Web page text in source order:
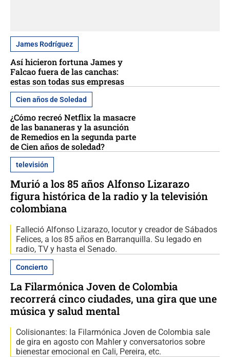
James Rodríguez
Así hicieron fortuna James y
Falcao fuera de las canchas:
estas son todas sus empresas
Cien años de Soledad
¿Cómo recreó Netflix la masacre
de las bananeras y la asunción
de Remedios en la segunda parte
de Cien años de soledad?
televisión
Murió a los 85 años Alfonso Lizarazo
figura histórica de la radio y la televisión
colombiana
Falleció Alfonso Lizarazo, locutor y creador de Sábados
Felices, a los 85 años en Barranquilla. Su legado en
radio, TV y hasta el Senado.
Concierto
La Filarmónica Joven de Colombia
recorrerá cinco ciudades, una gira que une
música y salud mental
Colisionantes: la Filarmónica Joven de Colombia sale
de gira en agosto con Mahler y conversatorios sobre
bienestar emocional en Cali, Pereira, etc.